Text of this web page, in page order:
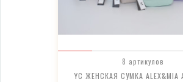
8 артикулов
YC ЖЕНСКАЯ СУМКА ALEX&MIA